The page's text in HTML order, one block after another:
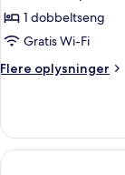
-
2
1 dobbeltseng
Gratis Wi-Fi
Flere oplysninger
Flere
-
soveværelser